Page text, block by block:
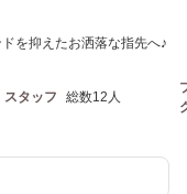
を抑えたお洒落な指先へ♪
スタッフ 総数12人